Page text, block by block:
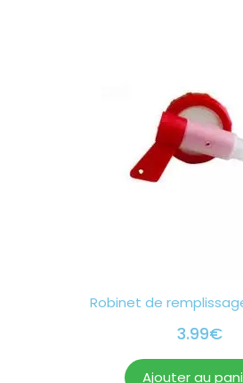
Robinet de
3.99€
Ajouter au